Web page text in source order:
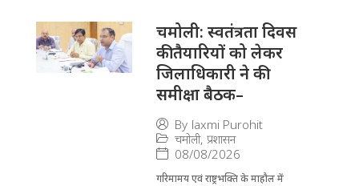
चमोली: स्वतंत्रता दिवस
की तैयारियों को लेकर
जिलाधिकारी ने की
समीक्षा बैठक–
By laxmi Purohit
चमोली, प्रशासन
08/08/2026
गरिमामय एवं राष्ट्रभक्ति के माहौल में